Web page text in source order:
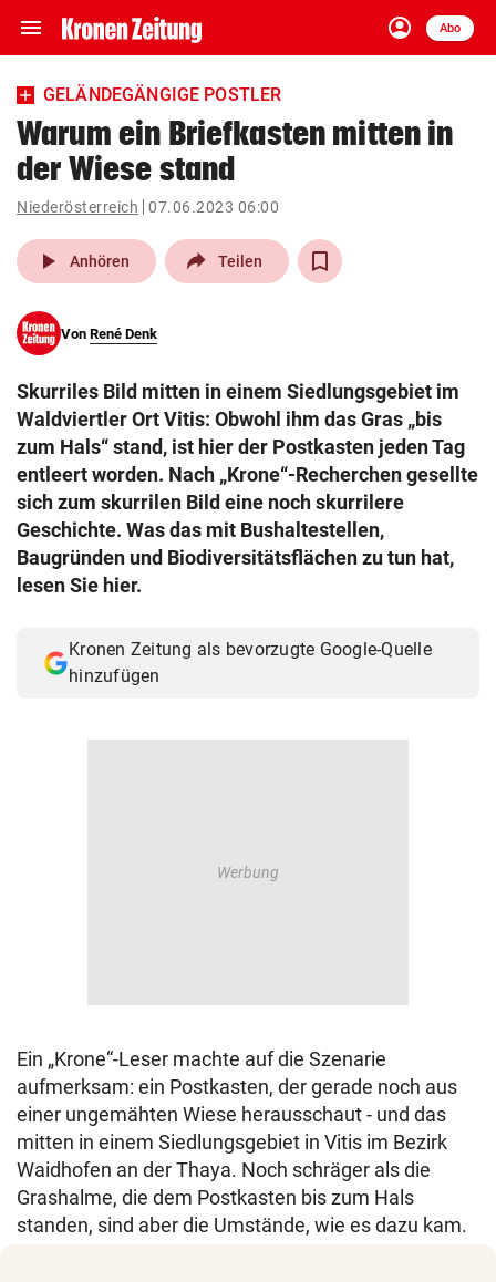
menu Navigation
ein-/ausklappen
account_circle
Anmelden
Abo
close Schließen
account_circle Anmelden
pin_drop
Wien arrow_right
search
eingeben
Muthgasse 2, 1190 Wien
GELÄNDEGÄNGIGE POSTLER
Warum ein Briefkasten mitten in
der Wiese stand
Niederösterreich 07.06.2023 06:00
play_arrow Anhören Teilen
Von René Denk
Skurriles Bild mitten in einem Siedlungsgebiet im
Waldviertler Ort Vitis: Obwohl ihm das Gras „bis
zum Hals“ stand, ist hier der Postkasten jeden Tag
entleert worden. Nach „Krone“-Recherchen gesellte
sich zum skurrilen Bild eine noch skurrilere
Geschichte. Was das mit Bushaltestellen,
Baugründen und Biodiversitätsflächen zu tun hat,
lesen Sie hier.
Kronen Zeitung als bevorzugte Google-Quelle
hinzufügen
Ein „Krone“-Leser machte auf die Szenarie
aufmerksam: ein Postkasten, der gerade noch aus
einer ungemähten Wiese herausschaut - und das
mitten in einem Siedlungsgebiet in Vitis im Bezirk
Waidhofen an der Thaya. Noch schräger als die
Grashalme, die dem Postkasten bis zum Hals
standen, sind aber die Umstände, wie es dazu kam.